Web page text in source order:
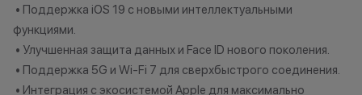
• Поддержка iOS 19 с новыми интеллектуальными
функциями.
• Улучшенная защита данных и Face ID нового поколения.
• Поддержка 5G и Wi-Fi 7 для сверхбыстрого соединения.
• Интеграция с экосистемой Apple для максимально